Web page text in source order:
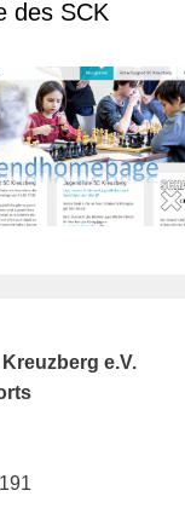
des SCK
e.V.